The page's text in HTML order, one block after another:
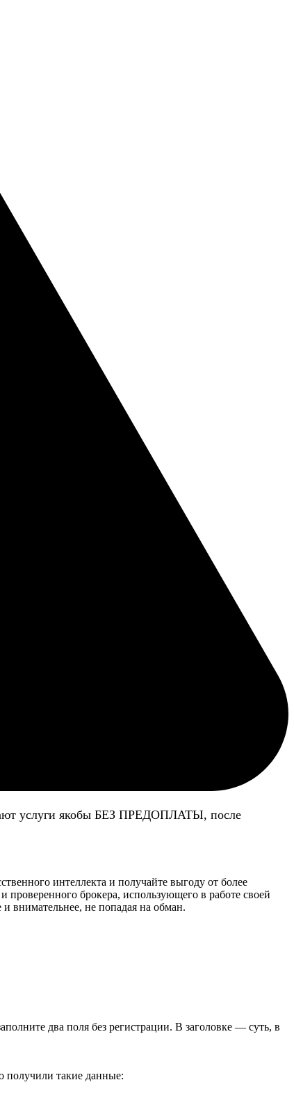
услуги якобы БЕЗ ПРЕДОПЛАТЫ, после
интеллекта и получайте выгоду от более
брокера, использующего в работе своей
внимательнее, не попадая на обман.
два поля без регистрации. В заголовке — суть, в
получили такие данные: